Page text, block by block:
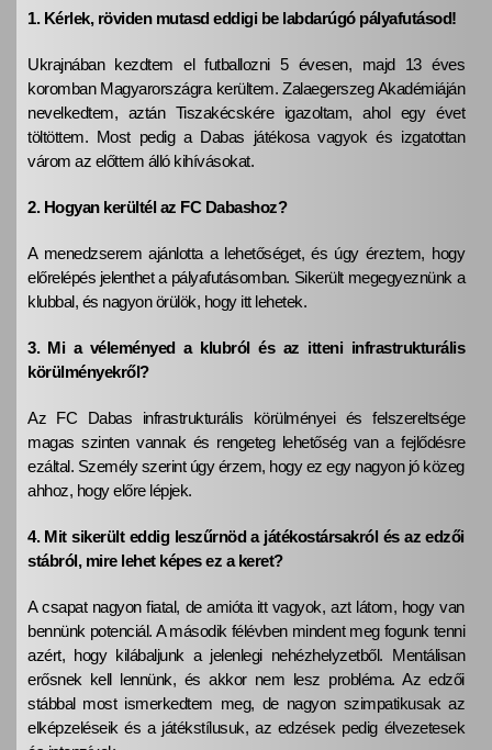
1. Kérlek, röviden mutasd eddigi be labdarúgó pályafutásod!
Ukrajnában kezdtem el futballozni 5 évesen, majd 13 éves
koromban Magyarországra kerültem. Zalaegerszeg Akadémiáján
nevelkedtem, aztán Tiszakécskére igazoltam, ahol egy évet
töltöttem. Most pedig a Dabas játékosa vagyok és izgatottan
várom az előttem álló kihívásokat.
2. Hogyan kerültél az FC Dabashoz?
A menedzserem ajánlotta a lehetőséget, és úgy éreztem, hogy
előrelépés jelenthet a pályafutásomban. Sikerült megegyeznünk a
klubbal, és nagyon örülök, hogy itt lehetek.
3. Mi a véleményed a klubról és az itteni infrastrukturális
körülményekről?
Az FC Dabas infrastrukturális körülményei és felszereltsége
magas szinten vannak és rengeteg lehetőség van a fejlődésre
ezáltal. Személy szerint úgy érzem, hogy ez egy nagyon jó közeg
ahhoz, hogy előre lépjek.
4. Mit sikerült eddig leszűrnöd a játékostársakról és az edzői
stábról, mire lehet képes ez a keret?
A csapat nagyon fiatal, de amióta itt vagyok, azt látom, hogy van
bennünk potenciál. A második félévben mindent meg fogunk tenni
azért, hogy kilábaljunk a jelenlegi nehézhelyzetből. Mentálisan
erősnek kell lennünk, és akkor nem lesz probléma. Az edzői
stábbal most ismerkedtem meg, de nagyon szimpatikusak az
elképzeléseik és a játékstílusuk, az edzések pedig élvezetesek